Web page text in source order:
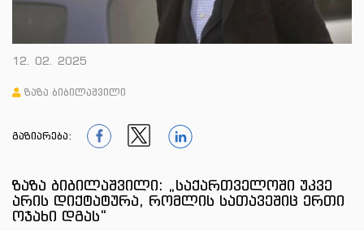
12. 02. 2025
ზაზა ბიბილაშვილი
გაზიარება:
ზაზა ბიბილაშვილი: „საქართველოში უკვე
არის დიქტატურა, რომლის სათავეშიც ერთი
ოჯახი დგას“